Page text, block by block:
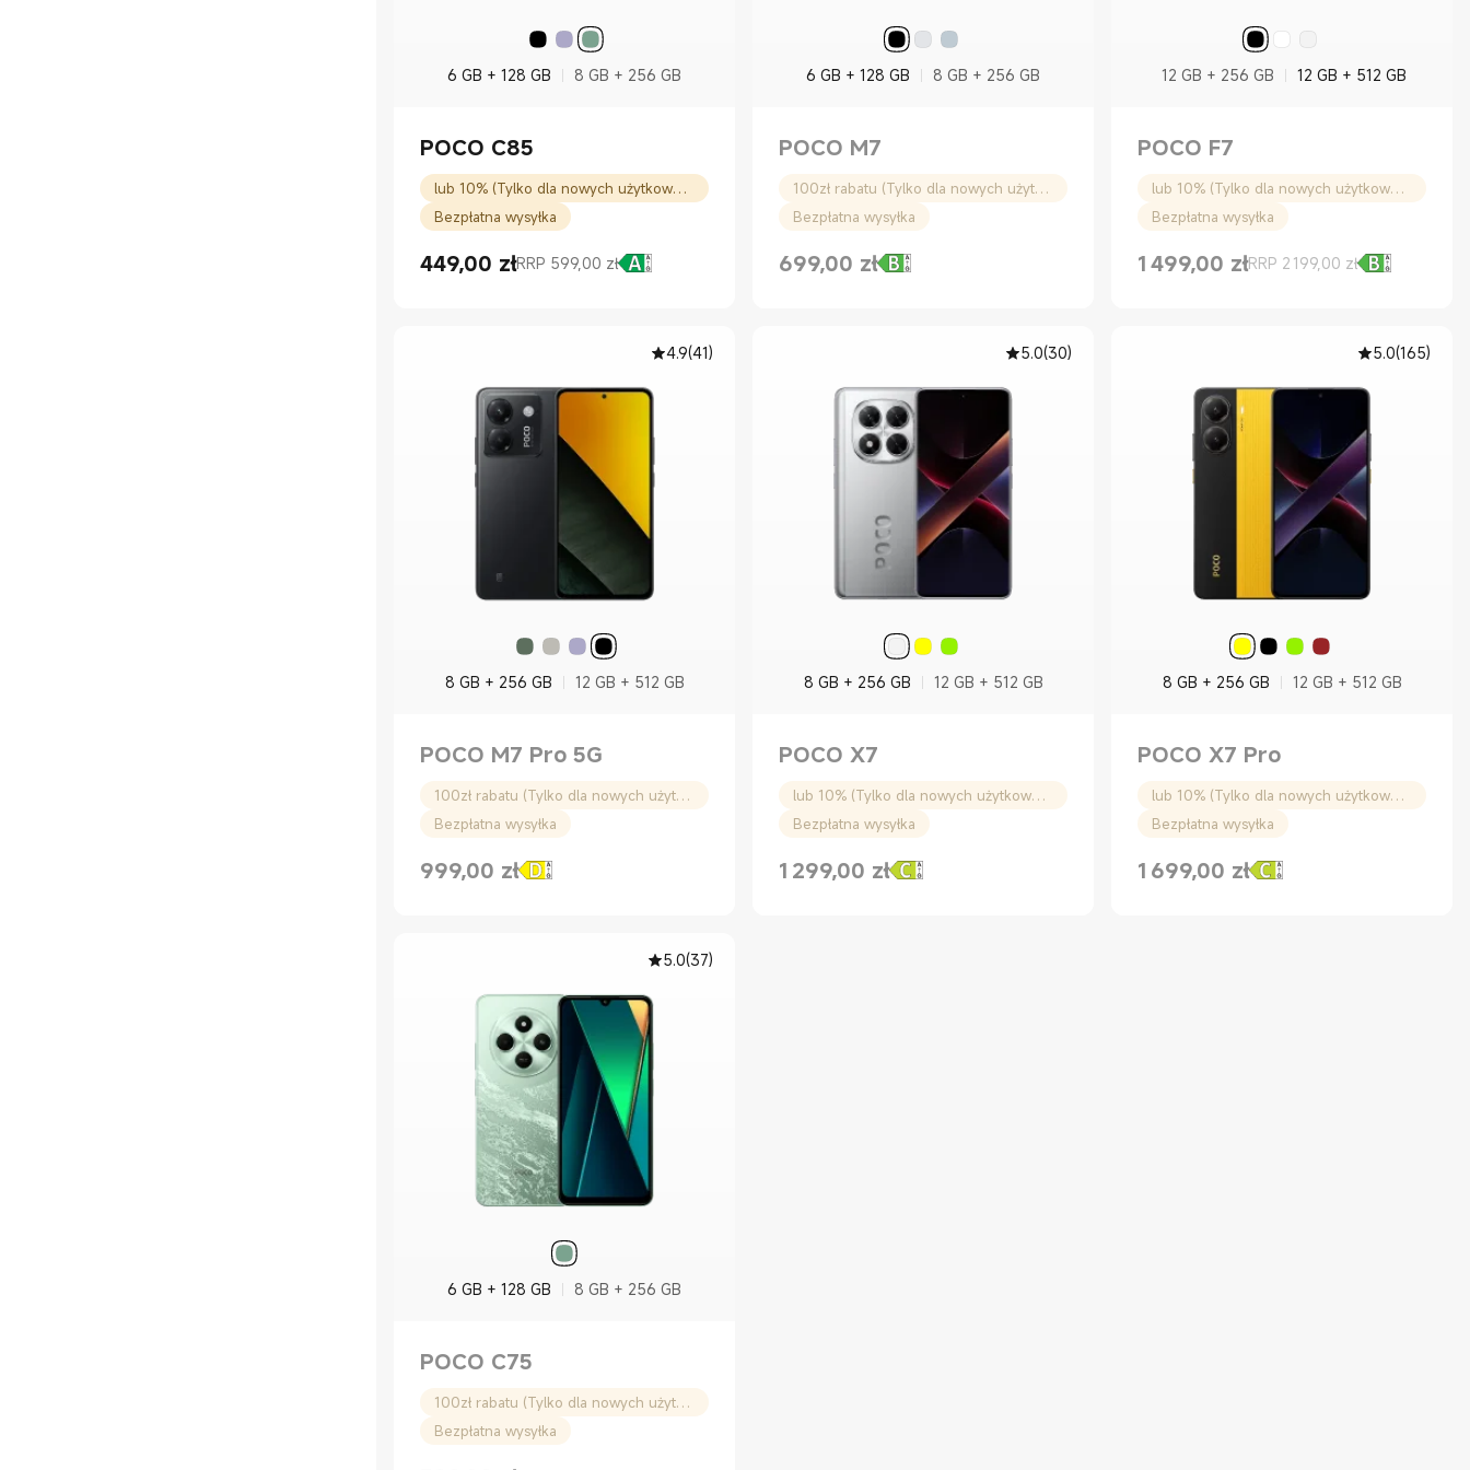
6 GB + 128 GB 8 GB + 256 GB
POCO C85
lub 10% (Tylko dla nowych użytkowników)
Bezpłatna wysyłka
449,00 zł
Current Price zł449.00
RRP 599,00 zł
Cena rynkowa 599,00 zł
6 GB + 128 GB 8 GB + 256 GB
POCO M7
100zł rabatu (Tylko dla nowych użytkowników)
Bezpłatna wysyłka
699,00 zł
Current Price zł699.00
12 GB + 256 GB 12 GB + 512 GB
POCO F7
lub 10% (Tylko dla nowych użytkowników)
Bezpłatna wysyłka
1 499,00 zł
Current Price zł1499.00
RRP 2 199,00 zł
Cena rynkowa 2 199,00 zł
4.9(41)
8 GB + 256 GB 12 GB + 512 GB
POCO M7 Pro 5G
100zł rabatu (Tylko dla nowych użytkowników)
Bezpłatna wysyłka
999,00 zł
Current Price zł999.00
5.0(30)
8 GB + 256 GB 12 GB + 512 GB
POCO X7
lub 10% (Tylko dla nowych użytkowników)
Bezpłatna wysyłka
1 299,00 zł
Current Price zł1299.00
5.0(165)
8 GB + 256 GB 12 GB + 512 GB
POCO X7 Pro
lub 10% (Tylko dla nowych użytkowników)
Bezpłatna wysyłka
1 699,00 zł
Current Price zł1699.00
5.0(37)
6 GB + 128 GB 8 GB + 256 GB
POCO C75
100zł rabatu (Tylko dla nowych użytkowników)
Bezpłatna wysyłka